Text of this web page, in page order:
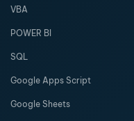
VBA
POWER BI
SQL
Google Apps Script
Google Sheets